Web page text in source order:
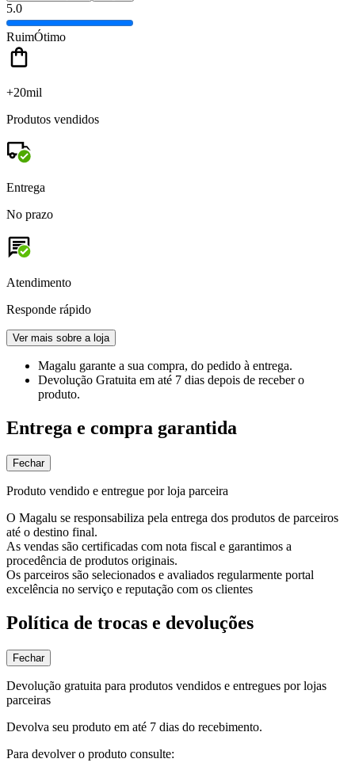
5.0
RuimÓtimo
+20mil
Produtos vendidos
Entrega
No prazo
Atendimento
Responde rápido
Ver mais sobre a loja
Magalu garante a sua compra, do pedido à entrega.
Devolução Gratuita em até 7 dias depois de receber o
produto.
Entrega e compra garantida
Fechar
Produto vendido e entregue por loja parceira
O Magalu se responsabiliza pela entrega dos produtos de parceiros
até o destino final.
As vendas são certificadas com nota fiscal e garantimos a
procedência de produtos originais.
Os parceiros são selecionados e avaliados regularmente portal
excelência no serviço e reputação com os clientes
Política de trocas e devoluções
Fechar
Devolução gratuita para produtos vendidos e entregues por lojas
parceiras
Devolva seu produto em até 7 dias do recebimento.
Para devolver o produto consulte: